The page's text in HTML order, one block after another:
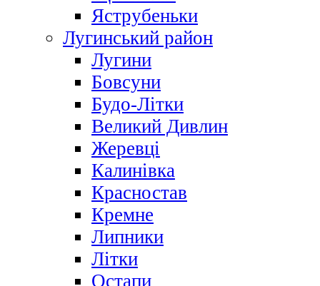
Яструбеньки
Лугинський район
Лугини
Бовсуни
Будо-Літки
Великий Дивлин
Жеревці
Калинівка
Красностав
Кремне
Липники
Літки
Остапи